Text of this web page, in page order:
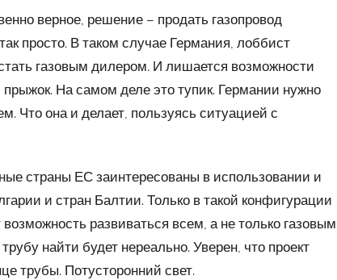
верное, решение – продать газопровод
просто. В таком случае Германия, лоббист
газовым дилером. И лишается возможности
На самом деле это тупик. Германии нужно
Что она и делает, пользуясь ситуацией с
страны ЕС заинтересованы в использовании и
и стран Балтии. Только в такой конфигурации
развиваться всем, а не только газовым
найти будет нереально. Уверен, что проект
трубы. Потусторонний свет.